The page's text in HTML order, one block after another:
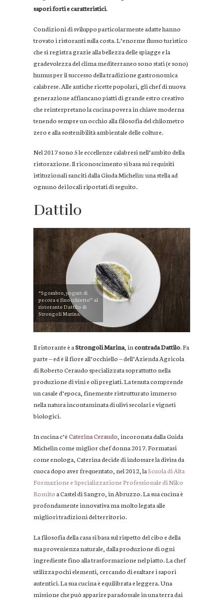
sapori forti e caratteristici.
Condizioni di sviluppo particolarmente adatte hanno
trovato i ristoranti sulla costa. L’enorme flusso turistico
che si registra grazie alla bellezza delle spiagge e la
gradevolezza del clima mediterraneo sono stati (e sono)
humus per il successo della tradizione gastronomica
calabrese. Alle antiche ricette popolari, gli chef di nuova
generazione affiancano piatti di grande estro creativo
che reinterpretano la cucina povera in chiave moderna
tenendo sempre un occhio alla filosofia del chilometro
zero e alla sostenibilità ambientale delle colture.
Nel 2017 sono 5 le eccellenze calabresi nell’ambito della
ristorazione. Il riconoscimento si basa sui requisiti
istituzionali sanciti dalla Giuda Michelin: una stella ad
ognuno dei locali riportati di seguito.
Dattilo
“Sgombro, yogurt di
pecora e finocchietto” al
ristorante Dattilo di
Strongoli Marina.
Il ristorante è aStrongoli Marina, incontrada Dattilo. Fa
parte ‒ ed è il fiore all’occhiello ‒ dell’Azienda Agricola
di Roberto Ceraudo specializzata soprattutto nella
produzione di vini e oli pregiati. La tenuta comprende
un casale d’epoca, finemente ristrutturato immerso
nella natura incontaminata di ulivi secolari e vigneti
biologici.
In cucina c’è Caterina Ceraudo, incoronata dalla Guida
Michelin come miglior chef donna 2017. Formatasi
come enologa, Caterina decide di indossare la divisa da
cuoca dopo aver frequentato, nel 2012, laScuola di Alta
Formazione e Specializzazione Professionale di Niko
Romitoa Castel di Sangro, in Abruzzo. La sua cucina è
profondamente innovativa ma molto legata alle
migliori tradizioni del territorio.
La filosofia della casa si basa sul rispetto del cibo e della
sua provenienza naturale, dalla produzione di ogni
ingrediente fino alla trasformazione nel piatto. La chef
utilizza pochi elementi, cercando di esaltare i sapori
autentici. La sua cucina è equilibrata e leggera. Una
missione che può apparire paradossale in una terra dai